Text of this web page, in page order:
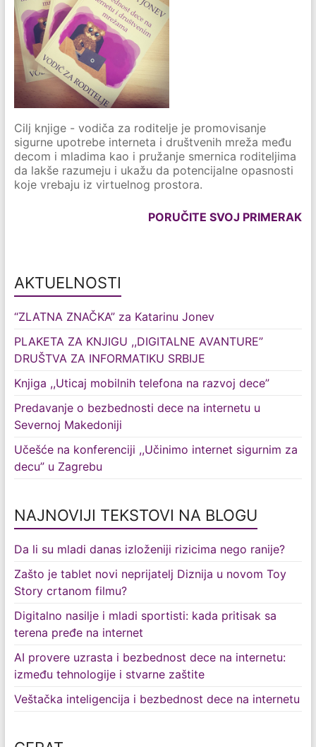
Cilj knjige - vodiča za roditelje je promovisanje
sigurne upotrebe interneta i društvenih mreža među
decom i mladima kao i pružanje smernica roditeljima
da lakše razumeju i ukažu da potencijalne opasnosti
koje vrebaju iz virtuelnog prostora.
PORUČITE SVOJ PRIMERAK
AKTUELNOSTI
“ZLATNA ZNAČKA” za Katarinu Jonev
PLAKETA ZA KNJIGU ,,DIGITALNE AVANTURE”
DRUŠTVA ZA INFORMATIKU SRBIJE
Knjiga ,,Uticaj mobilnih telefona na razvoj dece”
Predavanje o bezbednosti dece na internetu u
Severnoj Makedoniji
Učešće na konferenciji ,,Učinimo internet sigurnim za
decu” u Zagrebu
NAJNOVIJI TEKSTOVI NA BLOGU
Da li su mladi danas izloženiji rizicima nego ranije?
Zašto je tablet novi neprijatelj Diznija u novom Toy
Story crtanom filmu?
Digitalno nasilje i mladi sportisti: kada pritisak sa
terena pređe na internet
AI provere uzrasta i bezbednost dece na internetu:
između tehnologije i stvarne zaštite
Veštačka inteligencija i bezbednost dece na internetu